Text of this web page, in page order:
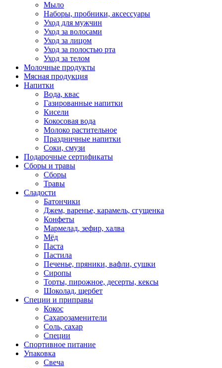
Мыло
Наборы, пробники, аксессуары
Уход для мужчин
Уход за волосами
Уход за лицом
Уход за полостью рта
Уход за телом
Молочные продукты
Мясная продукция
Напитки
Вода, квас
Газированные напитки
Кисели
Кокосовая вода
Молоко растительное
Праздничные напитки
Соки, смузи
Подарочные сертификаты
Сборы и травы
Сборы
Травы
Сладости
Батончики
Джем, варенье, карамель, сгущенка
Конфеты
Мармелад, зефир, халва
Мёд
Паста
Пастила
Печенье, пряники, вафли, сушки
Сиропы
Торты, пирожное, десерты, кексы
Шоколад, щербет
Специи и приправы
Кокос
Сахарозаменители
Соль, сахар
Специи
Спортивное питание
Упаковка
Свеча